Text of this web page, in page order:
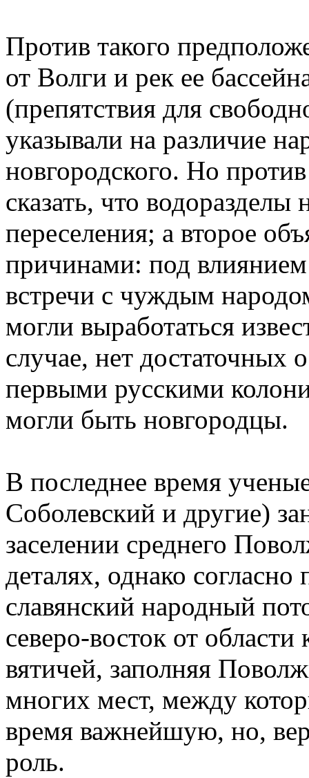
Против такого
от Волги и рек ее
(препятствия для
указывали на различие
новгородского. Но
сказать, что водоразделы
переселения; а второе
причинами: под
встречи с чуждым
могли выработаться
случае, нет достаточных
первыми русскими
могли быть новгородцы.
В последнее время
Соболевский и другие)
заселении среднего
деталях, однако
славянский народный
северо-восток от
вятичей, заполняя
многих мест, между
время важнейшую, но,
роль.